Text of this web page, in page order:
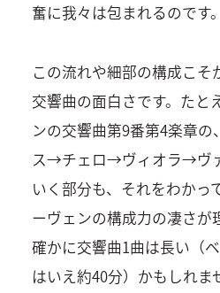
奮に我々は包まれるのです。
この流れや細部の構成こそ
交響曲の面白さです。たと
ンの交響曲第9番第4楽章
ス→チェロ→ヴィオラ→ヴ
いく部分も、それをわかっ
ーヴェンの構成力の凄さが
確かに交響曲1曲は長い（
はいえ約40分）かもしれま